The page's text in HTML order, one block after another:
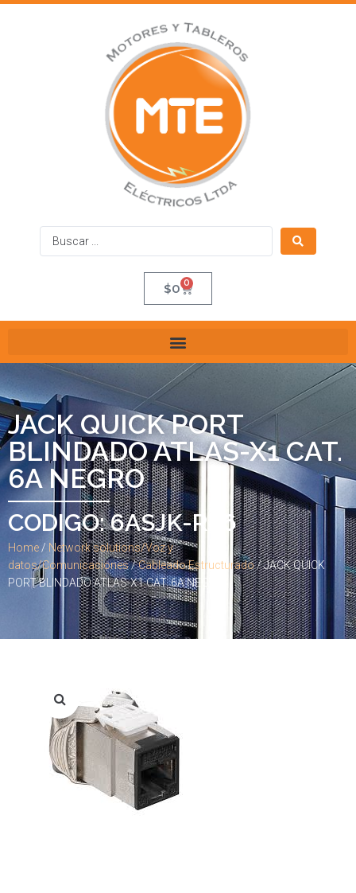
$0 0
JACK QUICK PORT
BLINDADO ATLAS-X1 CAT.
6A NEGRO
CODIGO: 6ASJK-RE6
Home / Network solutions/Voz y
datos/Comunicaciones/Cableado Estructurado/ JACK QUICK
PORT BLINDADO ATLAS-X1 CAT. 6A NEGRO